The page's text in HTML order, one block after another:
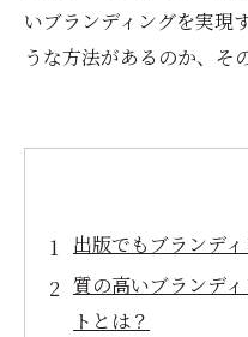
いブランディングを実現
うな方法があるのか、そ
出版でもブランデ
質の高いブランデ
トとは？